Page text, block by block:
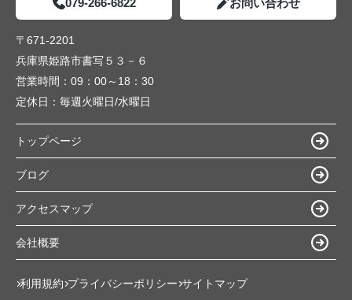
079-266-6822 お問い合わせ
〒671-2201
兵庫県姫路市書写５３－６
営業時間： 09：00～18：30
定休日： 毎週火曜日/水曜日
トップページ
ブログ
アクセスマップ
会社概要
利用規約 プライバシーポリシー サイトマップ